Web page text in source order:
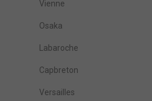
Vienne
Osaka
Labaroche
Capbreton
Versailles